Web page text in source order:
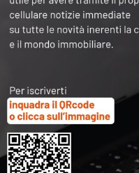
Archivi
Categorie